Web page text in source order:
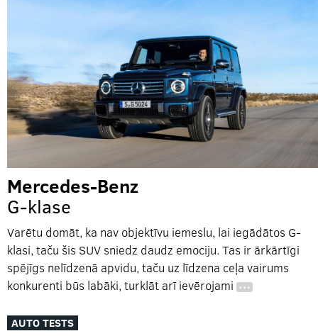
Mercedes-Benz
G-klase
Varētu domāt, ka nav objektīvu iemeslu, lai iegādātos G-
klasi, taču šis SUV sniedz daudz emociju. Tas ir ārkārtīgi
spējīgs nelīdzenā apvidu, taču uz līdzena ceļa vairums
konkurenti būs labāki, turklāt arī ievērojami …
AUTO TESTS